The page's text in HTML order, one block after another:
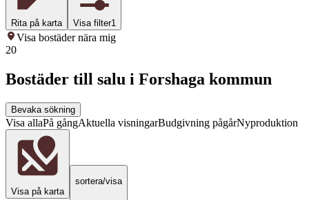
Rita på karta Visa filter1
Visa bostäder nära mig
20
Bostäder till salu i Forshaga kommun
Bevaka sökning
Visa allaPå gångAktuella visningarBudgivning pågårNyproduktion
Visa på karta
sortera/visa